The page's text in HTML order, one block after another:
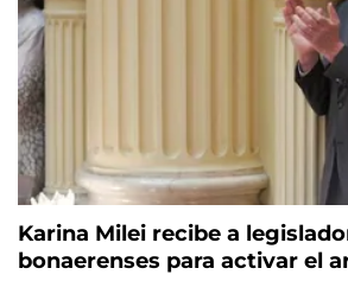
Karina Milei recibe a
bonaerenses para activar el